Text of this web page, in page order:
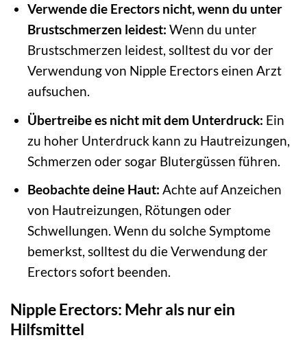
Verwende die Erectors nicht, wenn du unter
Brustschmerzen leidest: Wenn du unter
Brustschmerzen leidest, solltest du vor der
Verwendung von Nipple Erectors einen Arzt
aufsuchen.
Übertreibe es nicht mit dem Unterdruck: Ein
zu hoher Unterdruck kann zu Hautreizungen,
Schmerzen oder sogar Blutergüssen führen.
Beobachte deine Haut: Achte auf Anzeichen
von Hautreizungen, Rötungen oder
Schwellungen. Wenn du solche Symptome
bemerkst, solltest du die Verwendung der
Erectors sofort beenden.
Nipple Erectors: Mehr als nur ein
Hilfsmittel